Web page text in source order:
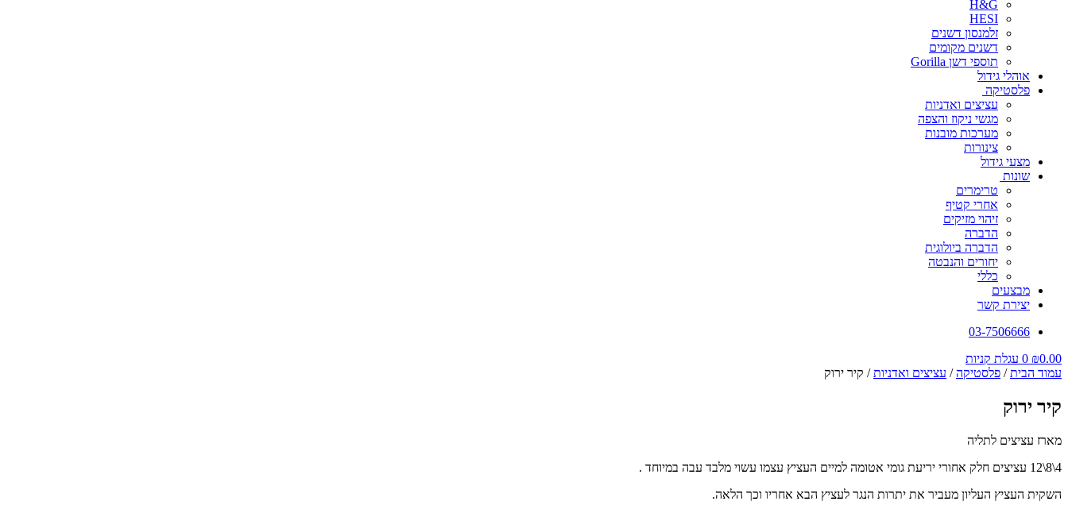
H&G
HESI
זלמנסון דשנים
דשנים מקומים
תוספי דשן Gorilla
אוהלי גידול
פלסטיקה
עציצים ואדניות
מגשי ניקוז והצפה
מערכות מובנות
צינורות
מצעי גידול
שונות
טרימרים
אחרי קטיף
זיהוי מזיקים
הדברה
הדברה ביולוגית
יחורים והנבטה
כללי
מבצעים
יצירת קשר
03-7506666
₪0.00
0 עגלת קניות
עמוד הבית/ פלסטיקה/ עציצים ואדניות/ קיר ירוק
קיר ירוק
מארז עציצים לתליה
4\8\12 עציצים חלק אחורי יריעת גומי אטומה למיים העציץ עצמו עשוי מלבד עבה במיוחד .
השקית העציץ העליון מעביר את יתרות הנגר לעציץ הבא אחריו וכך הלאה.